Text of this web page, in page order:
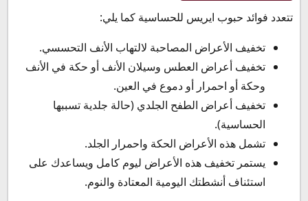
تتعدد فوائد حبوب ايريس للحساسية كما يلي:
تخفيف الأعراض المصاحبة لالتهاب الأنف التحسسي.
تخفيف أعراض العطس وسيلان الأنف أو حكة في الأنف
وحكة أو احمرار أو دموع في العين.
تخفيف أعراض الطفح الجلدي (حالة جلدية تسببها
الحساسية).
تشمل هذه الأعراض الحكة واحمرار الجلد.
يستمر تخفيف هذه الأعراض ليوم كامل ويساعدك على
استئناف أنشطتك اليومية المعتادة والنوم.